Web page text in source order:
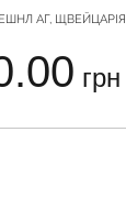
АГ, ЩВЕЙЦАРІЯ
грн